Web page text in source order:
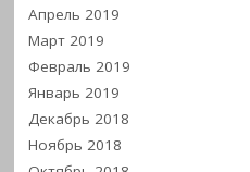
Апрель 2019
Март 2019
Февраль 2019
Январь 2019
Декабрь 2018
Ноябрь 2018